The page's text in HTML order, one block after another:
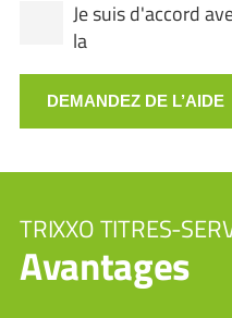
TRIXXO TITRES-
Avantages
Je suis d'accord
la
DEMANDEZ DE L’AIDE